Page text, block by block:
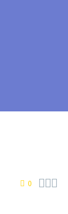
0 